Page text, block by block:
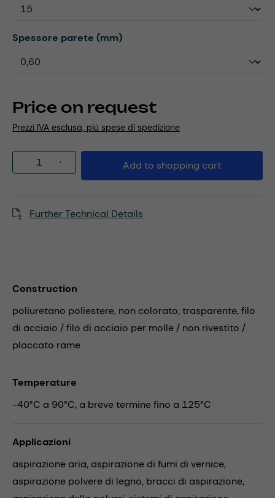
Price on request
Prezzi IVA esclusa, più spese di spedizione
Select
Spessore parete (mm)
Product Quantity: Enter the desired
Add to shopping cart
Further Technical Details
Construction
poliuretano poliestere, non colorato, trasparente, filo
di acciaio / filo di acciaio per molle / non rivestito /
placcato rame
Temperature
-40°C a 90°C, a breve termine fino a 125°C
Applicazioni
aspirazione aria, aspirazione di fumi di vernice,
aspirazione polvere di legno, bracci di aspirazione,